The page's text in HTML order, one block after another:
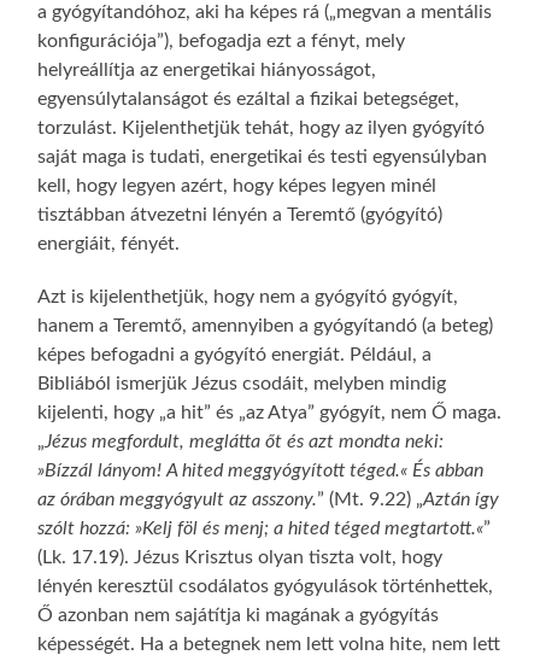
a gyógyítandóhoz, aki ha képes rá („megvan a mentális
konfigurációja”), befogadja ezt a fényt, mely
helyreállítja az energetikai hiányosságot,
egyensúlytalanságot és ezáltal a fizikai betegséget,
torzulást. Kijelenthetjük tehát, hogy az ilyen gyógyító
saját maga is tudati, energetikai és testi egyensúlyban
kell, hogy legyen azért, hogy képes legyen minél
tisztábban átvezetni lényén a Teremtő (gyógyító)
energiáit, fényét.
Azt is kijelenthetjük, hogy nem a gyógyító gyógyít,
hanem a Teremtő, amennyiben a gyógyítandó (a beteg)
képes befogadni a gyógyító energiát. Például, a
Bibliából ismerjük Jézus csodáit, melyben mindig
kijelenti, hogy „a hit” és „az Atya” gyógyít, nem Ő maga.
„Jézus megfordult, meglátta őt és azt mondta neki:
»Bízzál lányom! A hited meggyógyított téged.« És abban
az órában meggyógyult az asszony.” (Mt. 9.22) „Aztán így
szólt hozzá: »Kelj föl és menj; a hited téged megtartott.«”
(Lk. 17.19). Jézus Krisztus olyan tiszta volt, hogy
lényén keresztül csodálatos gyógyulások történhettek,
Ő azonban nem sajátítja ki magának a gyógyítás
képességét. Ha a betegnek nem lett volna hite, nem lett